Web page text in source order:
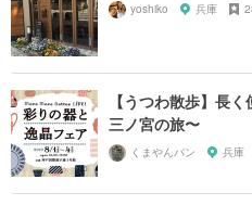
yoshiko 兵庫
【うつわ散歩】長
三ノ宮の旅〜
くまやんパン 兵庫